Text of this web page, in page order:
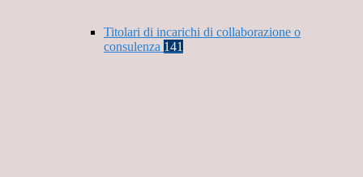
Titolari di incarichi di collaborazione o
consulenza 141